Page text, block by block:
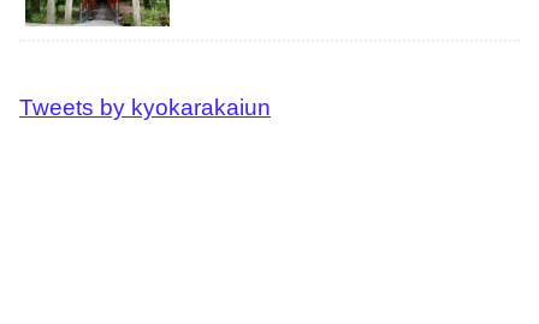
Tweets by kyokarakaiun